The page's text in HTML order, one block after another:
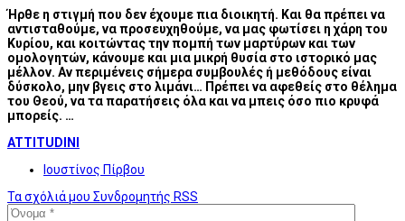
Ήρθε η στιγμή που δεν έχουμε πια διοικητή. Και θα πρέπει να
αντισταθούμε, να προσευχηθούμε, να μας φωτίσει η χάρη του
Κυρίου, και κοιτώντας την πομπή των μαρτύρων και των
ομολογητών, κάνουμε και μια μικρή θυσία στο ιστορικό μας
μέλλον. Αν περιμένεις σήμερα συμβουλές ή μεθόδους είναι
δύσκολο, μην βγεις στο λιμάνι… Πρέπει να αφεθείς στο θέλημα
του Θεού, να τα παρατήσεις όλα και να μπεις όσο πιο κρυφά
μπορείς. …
ATTITUDINI
Ιουστίνος Πίρβου
Τα σχόλιά μου Συνδρομητής RSS